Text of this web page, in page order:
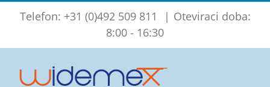
Telefon: +31 (0)492 509 811 | Oteviraci doba:
8:00 - 16:30